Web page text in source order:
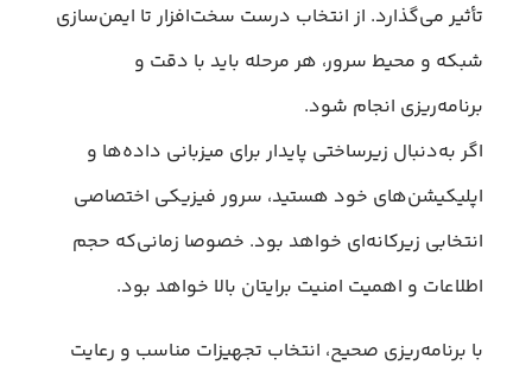
تأثیر می‌گذارد. از انتخاب درست سخت‌افزار تا ایمن‌سازی
شبکه و محیط سرور، هر مرحله باید با دقت و
برنامه‌ریزی انجام شود.
اگر به‌دنبال زیرساختی پایدار برای میزبانی داده‌ها و
اپلیکیشن‌های خود هستید، سرور فیزیکی اختصاصی
انتخابی زیرکانه‌ای خواهد بود. خصوصا زمانی‌که حجم
اطلاعات و اهمیت امنیت برایتان بالا خواهد بود.
با برنامه‌ریزی صحیح، انتخاب تجهیزات مناسب و رعایت